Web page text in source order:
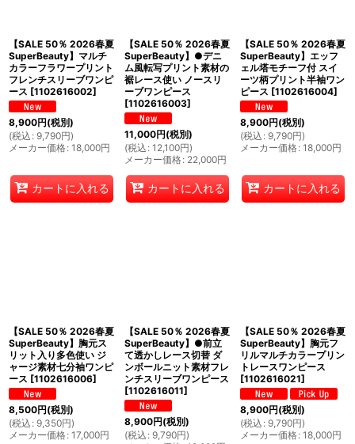
【SALE 50％ 2026春夏
SuperBeauty】マルチ
カラーフラワープリント
フレンチスリーブワンピ
ース [1102616002]
8,900円(税別)
(税込 : 9,790円)
メーカー価格: 18,000円
カートに入れる
【SALE 50％ 2026春夏
SuperBeauty】●デニ
ム風転写プリント素材の
裾レース使い ノースリ
ーブワンピース
[1102616003]
11,000円(税別)
(税込 : 12,100円)
メーカー価格: 22,000円
カートに入れる
【SALE 50％ 2026春夏
SuperBeauty】エッフ
ェル塔モチーフ付 スイ
ーツ柄プリント半袖ワン
ピース [1102616004]
8,900円(税別)
(税込 : 9,790円)
メーカー価格: 18,000円
カートに入れる
【SALE 50％ 2026春夏
SuperBeauty】胸元ス
リット入り多色使い ジ
ャージ素材七分袖ワンピ
ース [1102616006]
8,500円(税別)
(税込 : 9,350円)
メーカー価格: 17,000円
【SALE 50％ 2026春夏
SuperBeauty】●前立
て透かしレース切替 ダ
ンボールニット素材フレ
ンチスリーブワンピース
[1102616011]
8,900円(税別)
(税込 : 9,790円)
【SALE 50％ 2026春夏
SuperBeauty】胸元フ
リルマルチカラープリン
トレースワンピース
[1102616021]
8,900円(税別)
(税込 : 9,790円)
メーカー価格: 18,000円